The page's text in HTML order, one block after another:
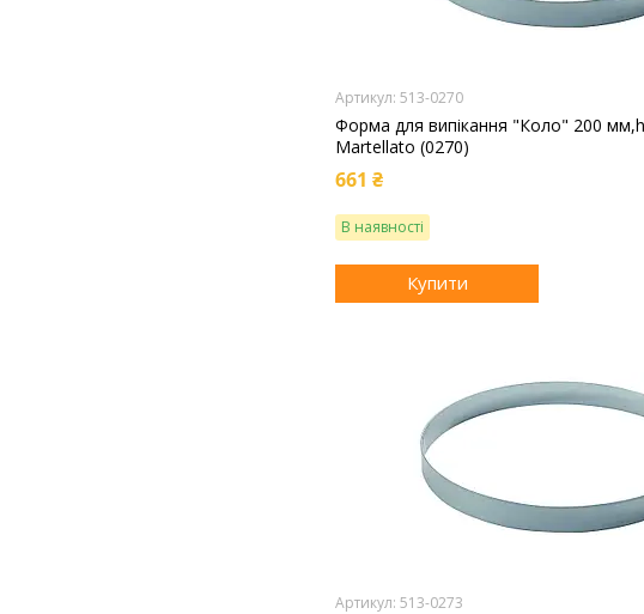
513-0270
Форма для випікання "Коло" 200
Martellato (0270)
661 ₴
В наявності
Купити
513-0273